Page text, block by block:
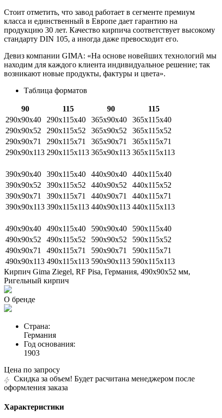
Стоит отметить, что завод работает в сегменте премиум
класса и единственный в Европе дает гарантию на
продукцию 30 лет. Качество кирпича соответствует высокому
стандарту DIN 105, а иногда даже превосходит его.
Девиз компании GIMA: «На основе новейших технологий мы
находим для каждого клиента индивидуальное решение; так
возникают новые продукты, фактуры и цвета».
Таблица форматов
90 115 90
115
290х90х40
290х115х40 365х90х40
365х115х40
290х90х52
290х115х52 365х90х52
365х115х52
290х90х71
290х115х71 365х90х71
365х115х71
290х90х113 290х115х113 365х90х113 365х115х113
390х90х40 390х115х40 440х90х40
440х115х40
390х90х52
390х115х52 440х90х52
440х115х52
390х90х71
390х115х71 440х90х71
440х115х71
390х90х113 390х115х113 440х90х113 440х115х113
490х90х40 490х115х40 590х90х40
590х115х40
490х90х52
490х115х52 590х90х52
590х115х52
490х90х71
490х115х71 590х90х71
590х115х71
490х90х113 490х115х113 590х90х113 590х115х113
Кирпич Gima Ziegel, RF Pisa, Германия, 490х90х52 мм,
Ригельный кирпич
О бренде
Страна:
Германия
Год основания:
1903
Цена по запросу
Скидка за объем! Будет расчитана менеджером после
оформления заказа
Характеристики